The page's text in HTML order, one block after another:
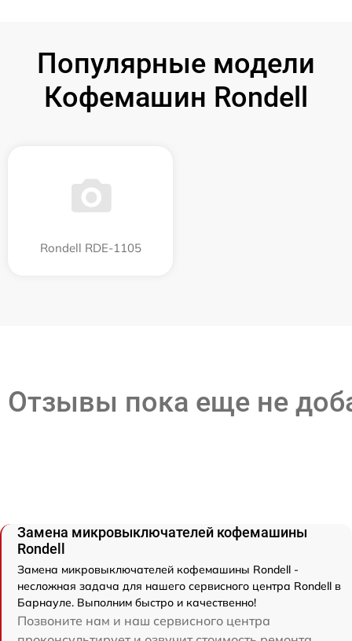
Популярные модели
Кофемашин Rondell
Rondell RDE-1105
Отзывы пока еще не
Замена микровыключателей кофемашины
Rondell
Замена микровыключателей кофемашины Rondell -
несложная задача для нашего сервисного центра Rondell в
Барнауле. Выполним быстро и качественно!
Позвоните нам и наш сервисного центра